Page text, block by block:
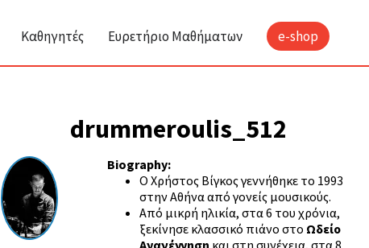
Καθηγητές Ευρετήριο Μαθήματων e-shop
drummeroulis_512
Biography:
Ο Χρήστος Βίγκος γεννήθηκε το 1993
στην Αθήνα από γονείς μουσικούς.
Από μικρή ηλικία, στα 6 του χρόνια,
ξεκίνησε κλασσικό πιάνο στο Ωδείο